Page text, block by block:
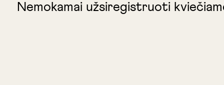
Nemokamai užsiregistruoti